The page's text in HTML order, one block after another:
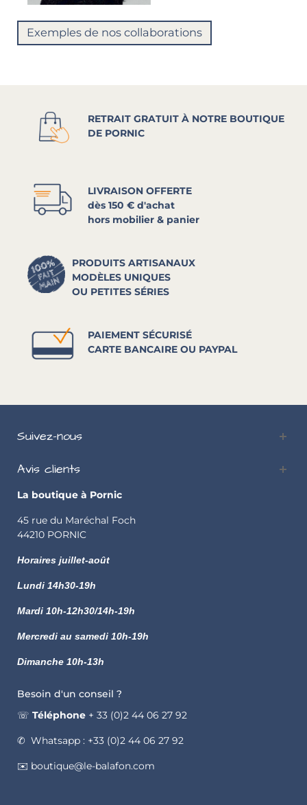
Exemples de nos collaborations
RETRAIT GRATUIT À NOTRE BOUTIQUE
DE PORNIC
LIVRAISON OFFERTE
dès 150 € d'achat
hors mobilier & panier
PRODUITS ARTISANAUX
MODÈLES UNIQUES
OU PETITES SÉRIES
PAIEMENT SÉCURISÉ
CARTE BANCAIRE OU PAYPAL
Suivez-nous
Avis clients
La boutique à Pornic
45 rue du Maréchal Foch
44210 PORNIC
Horaires juillet-août
Lundi 14h30-19h
Mardi 10h-12h30/14h-19h
Mercredi au samedi 10h-19h
Dimanche 10h-13h
Besoin d'un conseil ?
☏ Téléphone + 33 (0)2 44 06 27 92
✆ Whatsapp : +33 (0)2 44 06 27 92
✉️ boutique@le-balafon.com